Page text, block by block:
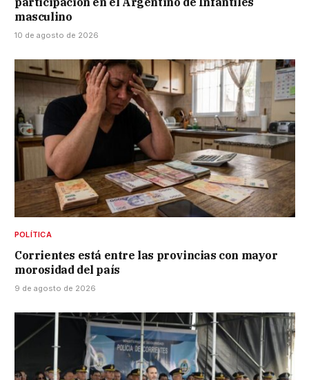
masculino
10 de agosto de 2026
POLÍTICA
Corrientes está entre las provincias con mayor
morosidad del país
9 de agosto de 2026